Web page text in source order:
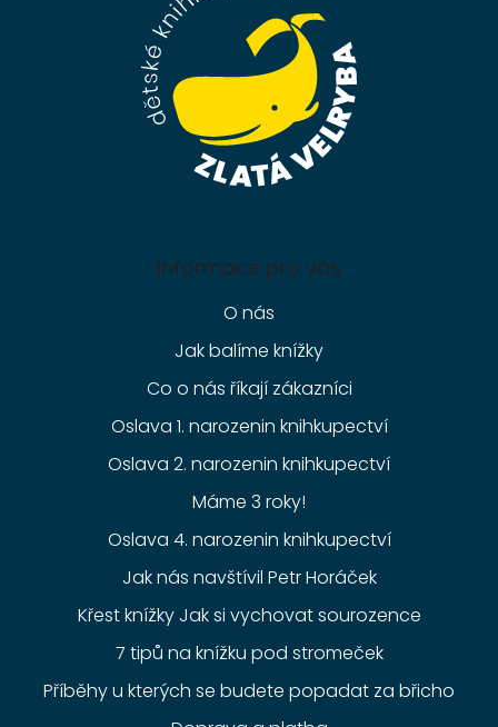
Informace pro vás
O nás
Jak balíme knížky
Co o nás říkají zákazníci
Oslava 1. narozenin knihkupectví
Oslava 2. narozenin knihkupectví
Máme 3 roky!
Oslava 4. narozenin knihkupectví
Jak nás navštívil Petr Horáček
Křest knížky Jak si vychovat sourozence
7 tipů na knížku pod stromeček
Příběhy u kterých se budete popadat za břicho